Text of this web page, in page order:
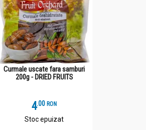
Curmale uscate fara samburi
200g - DRIED FRUITS
4.0 RON
Stoc epuizat